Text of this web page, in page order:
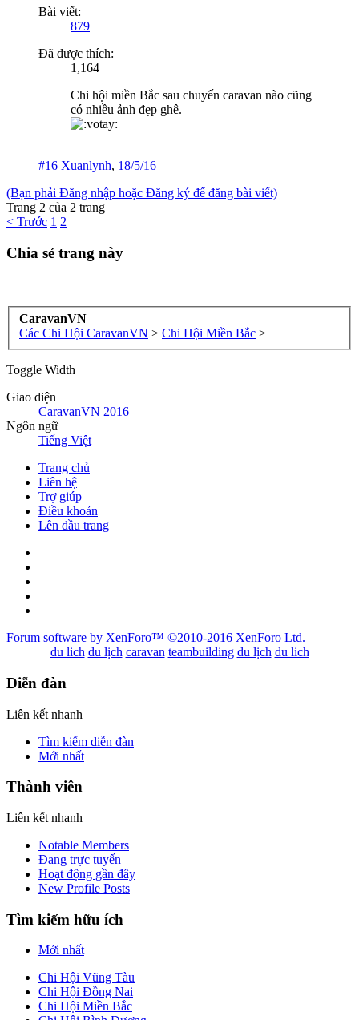
Bài viết:
879
Đã được thích:
1,164
Chi hội miền Bắc sau chuyến caravan nào cũng
có nhiều ảnh đẹp ghê.
#16 Xuanlynh, 18/5/16
(Bạn phải Đăng nhập hoặc Đăng ký để đăng bài viết)
Trang 2 của 2 trang
< Trước 1 2
Chia sẻ trang này
CaravanVN
Các Chi Hội CaravanVN > Chi Hội Miền Bắc >
Toggle Width
Giao diện
CaravanVN 2016
Ngôn ngữ
Tiếng Việt
Trang chủ
Liên hệ
Trợ giúp
Điều khoản
Lên đầu trang
Forum software by XenForo™ ©2010-2016 XenForo Ltd.
du lich du lịch caravan teambuilding du lịch du lich
Diễn đàn
Liên kết nhanh
Tìm kiếm diễn đàn
Mới nhất
Thành viên
Liên kết nhanh
Notable Members
Đang trực tuyến
Hoạt động gần đây
New Profile Posts
Tìm kiếm hữu ích
Mới nhất
Chi Hội Vũng Tàu
Chi Hội Đồng Nai
Chi Hội Miền Bắc